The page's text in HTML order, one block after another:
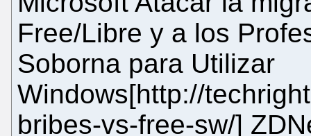
Free/Libre y a los
Soborna para Utilizar
Windows[http://
bribes-vs-free-sw/]